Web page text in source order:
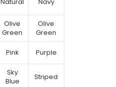
Olive
Green
Olive
Green
Pink Purple
Sky
Blue
Striped